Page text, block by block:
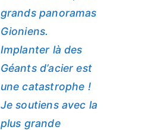
grands panoramas
Gioniens.
Implanter là des
Géants d’acier est
une catastrophe !
Je soutiens avec la
plus grande